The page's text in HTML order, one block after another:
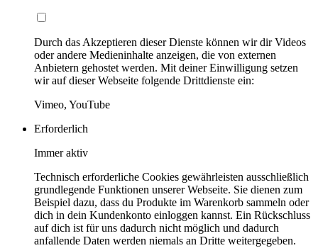
Durch das Akzeptieren dieser Dienste können wir dir Videos
oder andere Medieninhalte anzeigen, die von externen
Anbietern gehostet werden. Mit deiner Einwilligung setzen
wir auf dieser Webseite folgende Drittdienste ein:
Vimeo, YouTube
Erforderlich
Immer aktiv
Technisch erforderliche Cookies gewährleisten ausschließlich
grundlegende Funktionen unserer Webseite. Sie dienen zum
Beispiel dazu, dass du Produkte im Warenkorb sammeln oder
dich in dein Kundenkonto einloggen kannst. Ein Rückschluss
auf dich ist für uns dadurch nicht möglich und dadurch
anfallende Daten werden niemals an Dritte weitergegeben.